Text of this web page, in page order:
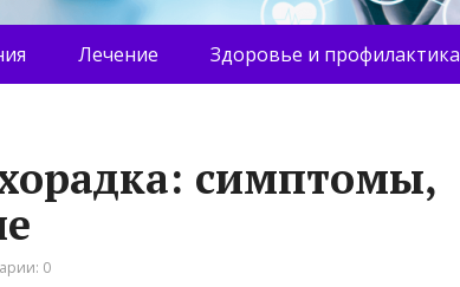
Лечение Здоровье и профилактика
симптомы,
0